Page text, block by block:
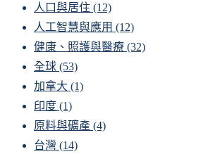
人口與居住 (12)
人工智慧與應用 (12)
健康、照護與醫療 (32)
全球 (53)
加拿大 (1)
印度 (1)
原料與礦產 (4)
台灣 (14)